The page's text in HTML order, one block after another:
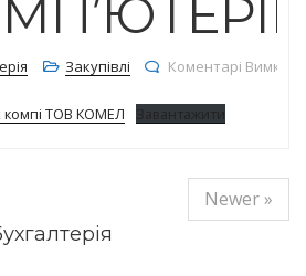
Закупівлі Коментарі
компі ТОВ КОМЕЛ Завантажити
Newer »